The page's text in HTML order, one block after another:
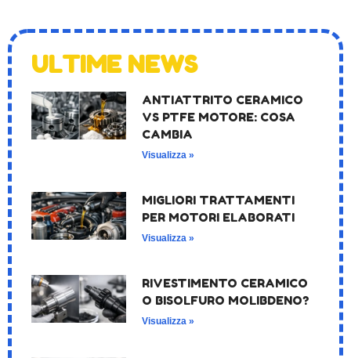
ULTIME NEWS
ANTIATTRITO CERAMICO
VS PTFE MOTORE: COSA
CAMBIA
Visualizza »
MIGLIORI TRATTAMENTI
PER MOTORI ELABORATI
Visualizza »
RIVESTIMENTO CERAMICO
O BISOLFURO MOLIBDENO?
Visualizza »